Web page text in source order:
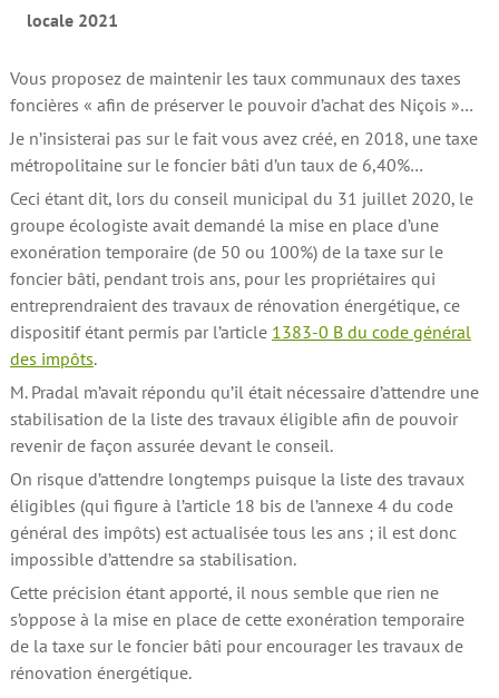
locale 2021
Vous proposez de maintenir les taux communaux des taxes
foncières « afin de préserver le pouvoir d’achat des Niçois »…
Je n’insisterai pas sur le fait vous avez créé, en 2018, une taxe
métropolitaine sur le foncier bâti d’un taux de 6,40%…
Ceci étant dit, lors du conseil municipal du 31 juillet 2020, le
groupe écologiste avait demandé la mise en place d’une
exonération temporaire (de 50 ou 100%) de la taxe sur le
foncier bâti, pendant trois ans, pour les propriétaires qui
entreprendraient des travaux de rénovation énergétique, ce
dispositif étant permis par l’article 1383-0 B du code général
des impôts.
M. Pradal m’avait répondu qu’il était nécessaire d’attendre une
stabilisation de la liste des travaux éligible afin de pouvoir
revenir de façon assurée devant le conseil.
On risque d’attendre longtemps puisque la liste des travaux
éligibles (qui figure à l’article 18 bis de l’annexe 4 du code
général des impôts) est actualisée tous les ans ; il est donc
impossible d’attendre sa stabilisation.
Cette précision étant apporté, il nous semble que rien ne
s’oppose à la mise en place de cette exonération temporaire
de la taxe sur le foncier bâti pour encourager les travaux de
rénovation énergétique.